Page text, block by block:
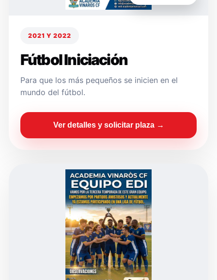
2021 Y 2022
Fútbol Iniciación
Para que los más pequeños se inicien en el
mundo del fútbol.
Ver detalles y solicitar plaza →